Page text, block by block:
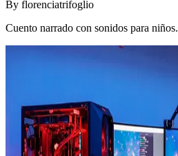
By florenciatrifoglio
Cuento narrado con sonidos para niños.